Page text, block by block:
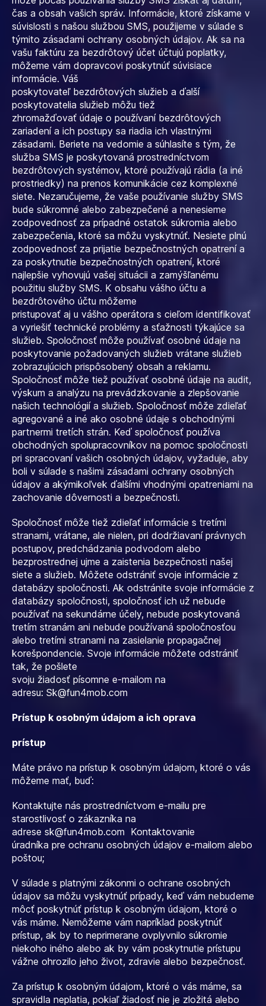
čas a obsah vašich správ. Informácie, ktoré získame v
súvislosti s našou službou SMS, použijeme v súlade s
týmito zásadami ochrany osobných údajov. Ak sa na
vašu faktúru za bezdrôtový účet účtujú poplatky,
môžeme vám dopravcovi poskytnúť súvisiace
informácie. Váš
poskytovateľ bezdrôtových služieb a ďalší
poskytovatelia služieb môžu tiež
zhromažďovať údaje o používaní bezdrôtových
zariadení a ich postupy sa riadia ich vlastnými
zásadami. Beriete na vedomie a súhlasíte s tým, že
služba SMS je poskytovaná prostredníctvom
bezdrôtových systémov, ktoré používajú rádia (a iné
prostriedky) na prenos komunikácie cez komplexné
siete. Nezaručujeme, že vaše používanie služby SMS
bude súkromné ​​alebo zabezpečené a nenesieme
zodpovednosť za prípadné ostatok súkromia alebo
zabezpečenia, ktoré sa môžu vyskytnúť. Nesiete plnú
zodpovednosť za prijatie bezpečnostných opatrení a
za poskytnutie bezpečnostných opatrení, ktoré
najlepšie vyhovujú vašej situácii a zamýšľanému
použitiu služby SMS. K obsahu vášho účtu a
bezdrôtového účtu môžeme
pristupovať aj u vášho operátora s cieľom identifikovať
a vyriešiť technické problémy a sťažnosti týkajúce sa
služieb. Spoločnosť môže používať osobné údaje na
poskytovanie požadovaných služieb vrátane služieb
zobrazujúcich prispôsobený obsah a reklamu.
Spoločnosť môže tiež používať osobné údaje na audit,
výskum a analýzu na prevádzkovanie a zlepšovanie
našich technológií a služieb. Spoločnosť môže zdieľať
agregované a iné ako osobné údaje s obchodnými
partnermi tretích strán. Keď spoločnosť používa
obchodných spolupracovníkov na pomoc spoločnosti
pri spracovaní vašich osobných údajov, vyžaduje, aby
boli v súlade s našimi zásadami ochrany osobných
údajov a akýmikoľvek ďalšími vhodnými opatreniami na
zachovanie dôvernosti a bezpečnosti.
Spoločnosť môže tiež zdieľať informácie s tretími
stranami, vrátane, ale nielen, pri dodržiavaní právnych
postupov, predchádzania podvodom alebo
bezprostrednej ujme a zaistenia bezpečnosti našej
siete a služieb. Môžete odstrániť svoje informácie z
databázy spoločnosti. Ak odstránite svoje informácie z
databázy spoločnosti, spoločnosť ich už nebude
používať na sekundárne účely, nebude poskytovaná
tretím stranám ani nebude používaná spoločnosťou
alebo tretími stranami na zasielanie propagačnej
korešpondencie. Svoje informácie môžete odstrániť
tak, že pošlete
svoju žiadosť písomne ​​e-mailom na
adresu: Sk@fun4mob.com
Prístup k osobným údajom a ich oprava
prístup
Máte právo na prístup k osobným údajom, ktoré o vás
môžeme mať, buď:
Kontaktujte nás prostredníctvom e-mailu pre
starostlivosť o zákazníka na
adrese sk@fun4mob.com Kontaktovanie
úradníka pre ochranu osobných údajov e-mailom alebo
poštou;
V súlade s platnými zákonmi o ochrane osobných
údajov sa môžu vyskytnúť prípady, keď vám nebudeme
môcť poskytnúť prístup k osobným údajom, ktoré o
vás máme. Nemôžeme vám napríklad poskytnúť
prístup, ak by to neprimerane ovplyvnilo súkromie
niekoho iného alebo ak by vám poskytnutie prístupu
vážne ohrozilo jeho život, zdravie alebo bezpečnosť.
Za prístup k osobným údajom, ktoré o vás máme, sa
spravidla neplatia, pokiaľ žiadosť nie je zložitá alebo